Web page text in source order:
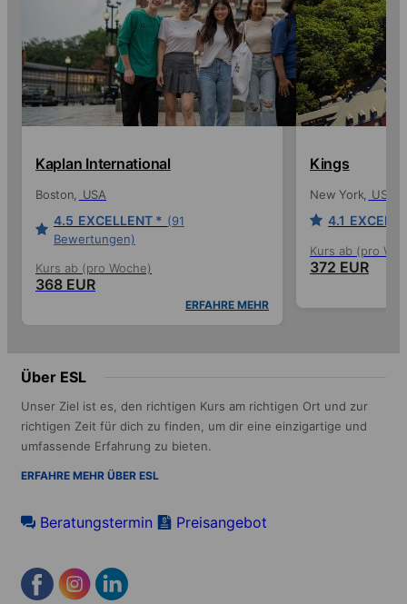
Kaplan International
Boston USA
4.5 EXCELLENT * (91
Bewertungen)
Kurs ab (pro Woche)
368 EUR
ERFAHRE MEHR
Kings
New York USA
4.1
Kurs ab (pro
372 EUR
Über ESL
Unser Ziel ist es, den richtigen Kurs am richtigen Ort und zur
richtigen Zeit für dich zu finden, um dir eine einzigartige und
umfassende Erfahrung zu bieten.
ERFAHRE MEHR ÜBER ESL
Beratungstermin Preisangebot